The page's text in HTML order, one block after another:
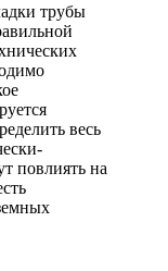
трубы
весь
повлиять на